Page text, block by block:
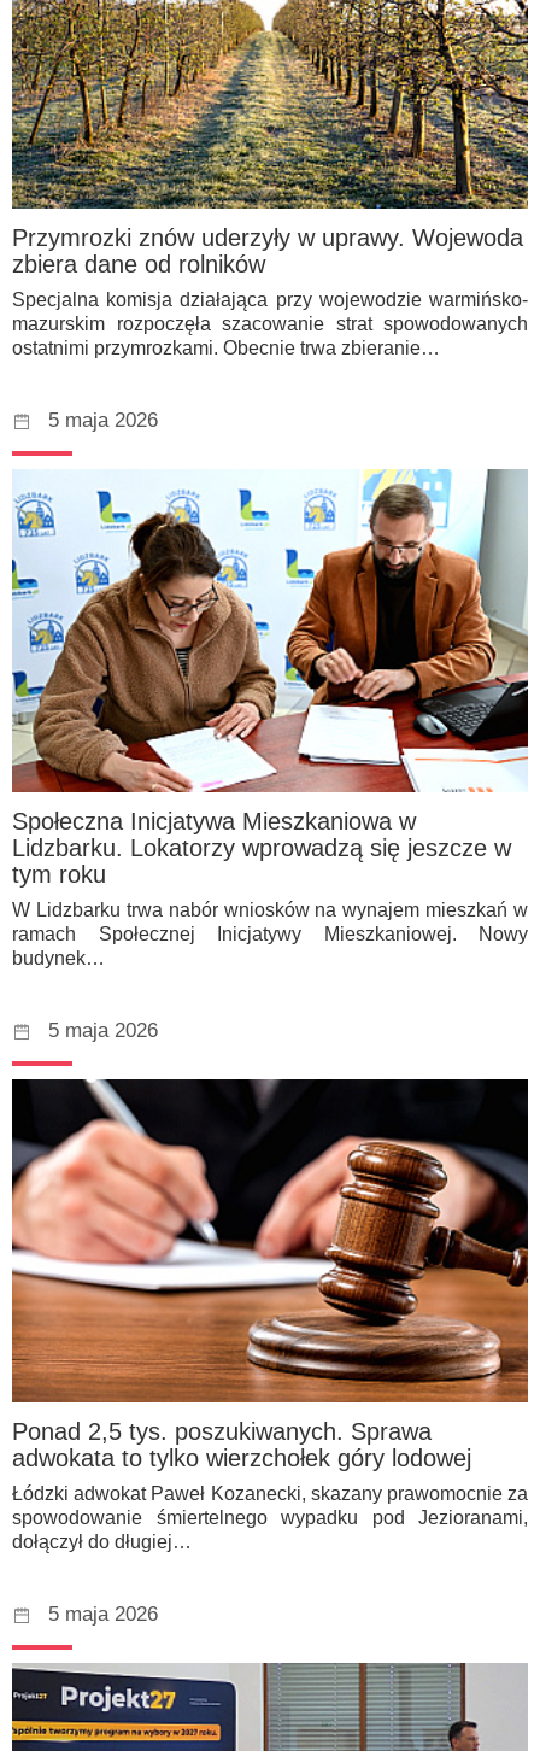
Przymrozki znów uderzyły w uprawy. Wojewoda
zbiera dane od rolników
Specjalna komisja działająca przy wojewodzie warmińsko-
mazurskim rozpoczęła szacowanie strat spowodowanych
ostatnimi przymrozkami. Obecnie trwa zbieranie…
5 maja 2026
Społeczna Inicjatywa Mieszkaniowa w
Lidzbarku. Lokatorzy wprowadzą się jeszcze w
tym roku
W Lidzbarku trwa nabór wniosków na wynajem mieszkań w
ramach Społecznej Inicjatywy Mieszkaniowej. Nowy
budynek…
5 maja 2026
Ponad 2,5 tys. poszukiwanych. Sprawa
adwokata to tylko wierzchołek góry lodowej
Łódzki adwokat Paweł Kozanecki, skazany prawomocnie za
spowodowanie śmiertelnego wypadku pod Jezioranami,
dołączył do długiej…
5 maja 2026